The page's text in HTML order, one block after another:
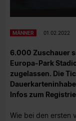
MÄNNER 01.02.2022
6.000 Zuschauer
Europa-Park
zugelassen. Die
Infos zum
Wie bei den ersten